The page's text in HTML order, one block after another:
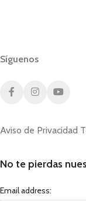
Síguenos
Aviso de Privacidad
No te pierdas
Email address: